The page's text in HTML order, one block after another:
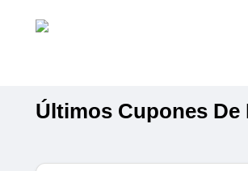
Últimos Cupones